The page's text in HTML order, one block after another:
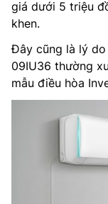
giá dưới 5 triệu
khen.
Đây cũng là lý do
09IU36 thường
mẫu điều hòa